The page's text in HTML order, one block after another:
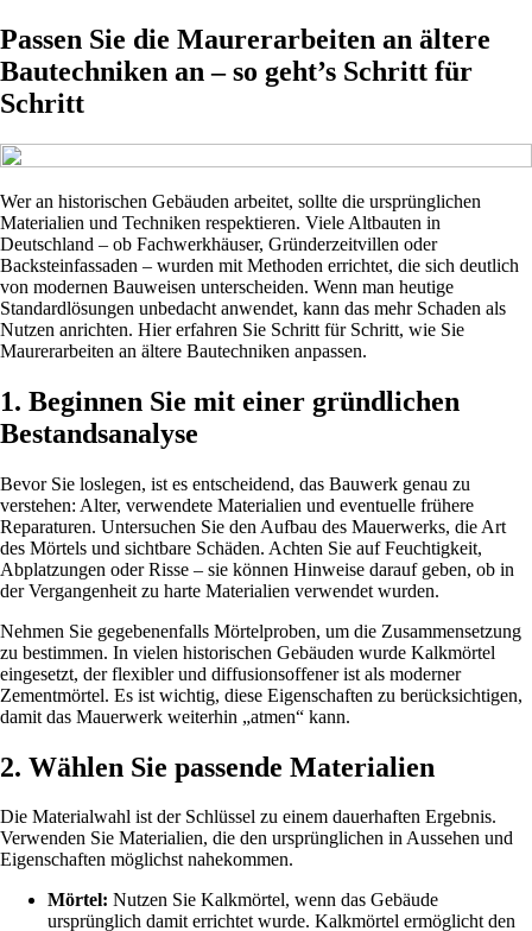
Passen Sie die Maurerarbeiten an ältere
Bautechniken an – so geht’s Schritt für
Schritt
Wer an historischen Gebäuden arbeitet, sollte die ursprünglichen
Materialien und Techniken respektieren. Viele Altbauten in
Deutschland – ob Fachwerkhäuser, Gründerzeitvillen oder
Backsteinfassaden – wurden mit Methoden errichtet, die sich deutlich
von modernen Bauweisen unterscheiden. Wenn man heutige
Standardlösungen unbedacht anwendet, kann das mehr Schaden als
Nutzen anrichten. Hier erfahren Sie Schritt für Schritt, wie Sie
Maurerarbeiten an ältere Bautechniken anpassen.
1. Beginnen Sie mit einer gründlichen
Bestandsanalyse
Bevor Sie loslegen, ist es entscheidend, das Bauwerk genau zu
verstehen: Alter, verwendete Materialien und eventuelle frühere
Reparaturen. Untersuchen Sie den Aufbau des Mauerwerks, die Art
des Mörtels und sichtbare Schäden. Achten Sie auf Feuchtigkeit,
Abplatzungen oder Risse – sie können Hinweise darauf geben, ob in
der Vergangenheit zu harte Materialien verwendet wurden.
Nehmen Sie gegebenenfalls Mörtelproben, um die Zusammensetzung
zu bestimmen. In vielen historischen Gebäuden wurde Kalkmörtel
eingesetzt, der flexibler und diffusionsoffener ist als moderner
Zementmörtel. Es ist wichtig, diese Eigenschaften zu berücksichtigen,
damit das Mauerwerk weiterhin „atmen“ kann.
2. Wählen Sie passende Materialien
Die Materialwahl ist der Schlüssel zu einem dauerhaften Ergebnis.
Verwenden Sie Materialien, die den ursprünglichen in Aussehen und
Eigenschaften möglichst nahekommen.
Mörtel: Nutzen Sie Kalkmörtel, wenn das Gebäude
ursprünglich damit errichtet wurde. Kalkmörtel ermöglicht den